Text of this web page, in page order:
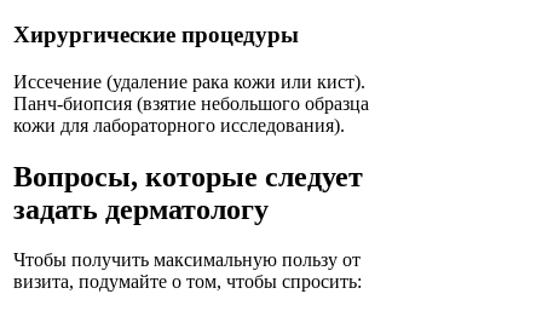
Хирургические процедуры
Иссечение (удаление рака кожи или кист).
Панч-биопсия (взятие небольшого образца
кожи для лабораторного исследования).
Вопросы, которые следует
задать дерматологу
Чтобы получить максимальную пользу от
визита, подумайте о том, чтобы спросить: